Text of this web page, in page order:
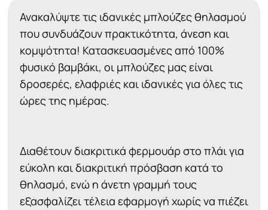
Ανακαλύψτε τις ιδανικές μπλούζες θηλασμού
που συνδυάζουν πρακτικότητα, άνεση και
κομψότητα! Κατασκευασμένες από 100%
φυσικό βαμβάκι, οι μπλούζες μας είναι
δροσερές, ελαφριές και ιδανικές για όλες τις
ώρες της ημέρας.
Διαθέτουν διακριτικά φερμουάρ στο πλάι για
εύκολη και διακριτική πρόσβαση κατά το
θηλασμό, ενώ η άνετη γραμμή τους
εξασφαλίζει τέλεια εφαρμογή χωρίς να πιέζει